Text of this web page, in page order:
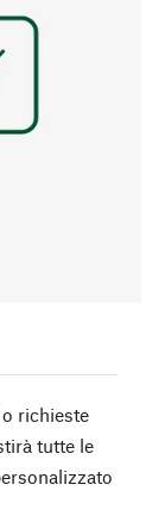
richieste
tutte le